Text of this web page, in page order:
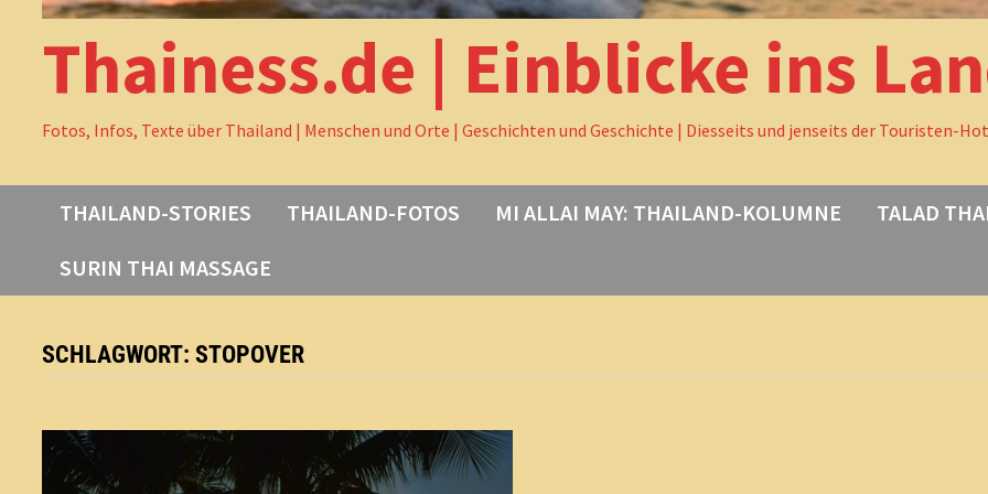
Thainess.de | Einblicke ins
Fotos, Infos, Texte über Thailand | Menschen und Orte | Geschichten und Geschichte | Diesseits und jenseits der Touristen-
THAILAND-STORIES THAILAND-FOTOS MI ALLAI MAY: THAILAND-KOLUMNE
TALAD
SURIN THAI MASSAGE
SCHLAGWORT:STOPOVER